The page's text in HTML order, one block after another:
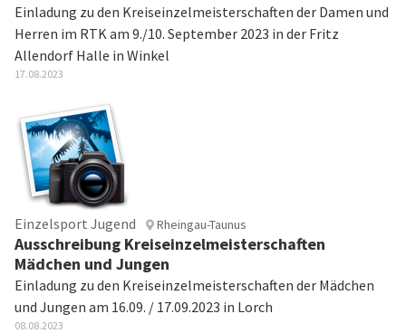
Einladung zu den Kreiseinzelmeisterschaften der Damen und
Herren im RTK am 9./10. September 2023 in der Fritz
Allendorf Halle in Winkel
17.08.2023
Einzelsport Jugend Rheingau-Taunus
Ausschreibung Kreiseinzelmeisterschaften
Mädchen und Jungen
Einladung zu den Kreiseinzelmeisterschaften der Mädchen
und Jungen am 16.09. / 17.09.2023 in Lorch
08.08.2023